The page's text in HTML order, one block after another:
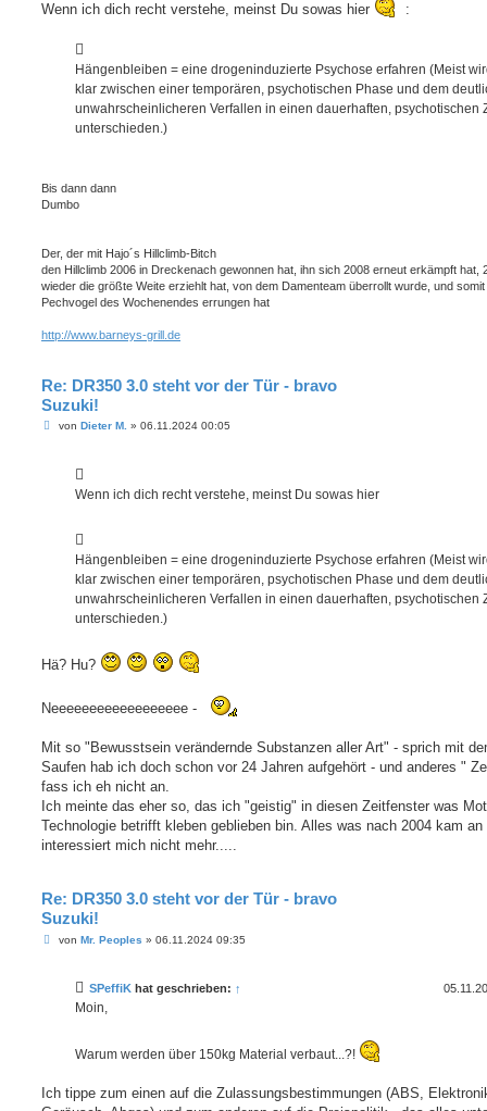
Wenn ich dich recht verstehe, meinst Du sowas hier :
Hängenbleiben = eine drogeninduzierte Psychose erfahren (Meist
klar zwischen einer temporären, psychotischen Phase und dem
unwahrscheinlicheren Verfallen in einen dauerhaften, psychotischen
unterschieden.)
Bis dann dann
Dumbo
Der, der mit Hajo´s Hillclimb-Bitch
den Hillclimb 2006 in Dreckenach gewonnen hat, ihn sich 2008 erneut erkämpft hat,
wieder die größte Weite erziehlt hat, von dem Damenteam überrollt wurde, und somit
Pechvogel des Wochenendes errungen hat
http://www.barneys-grill.de
Re: DR350 3.0 steht vor der Tür - bravo
Suzuki!
Bvon Dieter M. » 06.11.2024 00:05
Wenn ich dich recht verstehe, meinst Du sowas hier
Hängenbleiben = eine drogeninduzierte Psychose erfahren (Meist
klar zwischen einer temporären, psychotischen Phase und dem
unwahrscheinlicheren Verfallen in einen dauerhaften, psychotischen
unterschieden.)
Hä? Hu?
Neeeeeeeeeeeeeeeeee -
Mit so "Bewusstsein verändernde Substanzen aller Art" - sprich mit
Saufen hab ich doch schon vor 24 Jahren aufgehört - und anderes "
fass ich eh nicht an.
Ich meinte das eher so, das ich "geistig" in diesen Zeitfenster was
Technologie betrifft kleben geblieben bin. Alles was nach 2004 kam an
interessiert mich nicht mehr.....
Re: DR350 3.0 steht vor der Tür - bravo
Suzuki!
Bvon Mr. Peoples » 06.11.2024 09:35
SPeffiK hat geschrieben: ↑
Moin,
Warum werden über 150kg Material verbaut...?!
Ich tippe zum einen auf die Zulassungsbestimmungen (ABS,